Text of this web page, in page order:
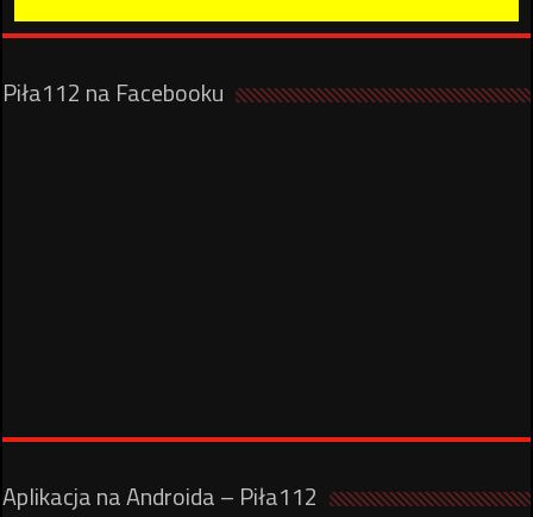
Piła112 na Facebooku
Aplikacja na Androida – Piła112